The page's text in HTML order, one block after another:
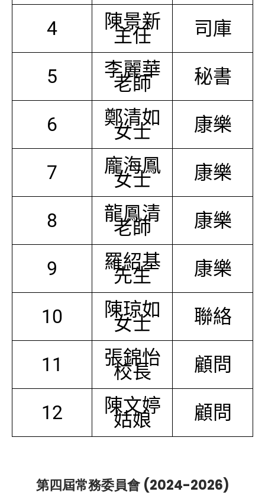
4 陳景新
主任 司庫
5 李麗華
老師 秘書
6 鄭清如
女士 康樂
7 龐海鳳
女士 康樂
8 龍鳳清
老師 康樂
9 羅紹基
先生 康樂
10 陳琼如
女士 聯絡
11 張錦怡
校長 顧問
12 陳文婷
姑娘 顧問
第四屆常務委員會 (2024-2026)